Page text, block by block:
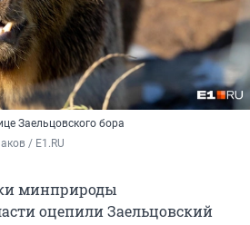
Заельцовского бора
/ E1.RU
минприроды
оцепили Заельцовский